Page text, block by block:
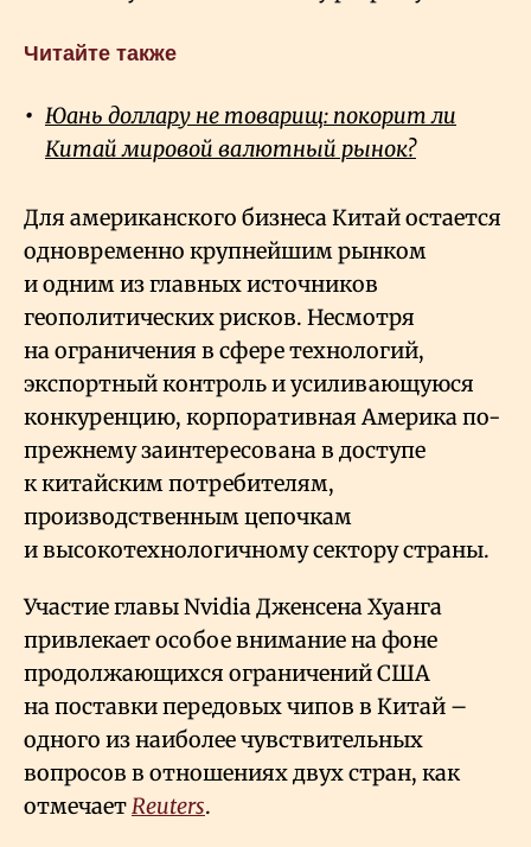
Читайте также
Юань доллару не товарищ: покорит ли
Китай мировой валютный рынок?
Для американского бизнеса Китай остается
одновременно крупнейшим рынком
и одним из главных источников
геополитических рисков. Несмотря
на ограничения в сфере технологий,
экспортный контроль и усиливающуюся
конкуренцию, корпоративная Америка по-
прежнему заинтересована в доступе
к китайским потребителям,
производственным цепочкам
и высокотехнологичному сектору страны.
Участие главы Nvidia Дженсена Хуанга
привлекает особое внимание на фоне
продолжающихся ограничений США
на поставки передовых чипов в Китай –
одного из наиболее чувствительных
вопросов в отношениях двух стран, как
отмечаетReuters.